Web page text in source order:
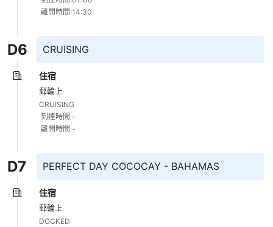
離開時間:14:30
D6 CRUISING
住宿
郵輪上
CRUISING
離開時間:-
D7 PERFECT DAY COCOCAY - BAHAMAS
住宿
郵輪上
DOCKED